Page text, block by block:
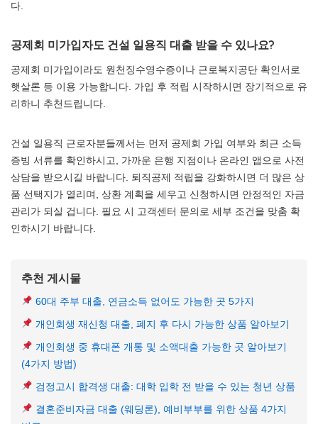
다.
공제회 미가입자도 건설 일용직 대출 받을 수 있나요?
공제회 미가입이라도 원천징수영수증이나 근로복지공단 확인서로
햇살론 등 이용 가능합니다. 가입 후 적립 시작하시면 장기적으로 유
리하니 추천드립니다.
건설 일용직 근로자분들께서는 먼저 공제회 가입 여부와 최근 소득
증빙 서류를 확인하시고, 가까운 은행 지점이나 온라인 앱으로 사전
상담을 받으시길 바랍니다. 퇴직공제 적립을 강화하시면 더 많은 상
품 선택지가 열리며, 상환 계획을 세우고 신청하시면 안정적인 자금
관리가 되실 겁니다. 필요 시 고객센터 문의로 세부 조건을 맞춤 확
인하시기 바랍니다.
추천 게시물
60대 주부 대출, 연금소득 없어도 가능한 곳 5가지
개인회생 재신청 대출, 폐지 후 다시 가능한 상품 알아보기
개인회생 중 휴대폰 개통 및 소액대출 가능한 곳 알아보기
(4가지 방법)
검정고시 합격생 대출: 대학 입학 전 받을 수 있는 청년 상품
결혼준비자금 대출 (웨딩론), 예비부부를 위한 상품 4가지